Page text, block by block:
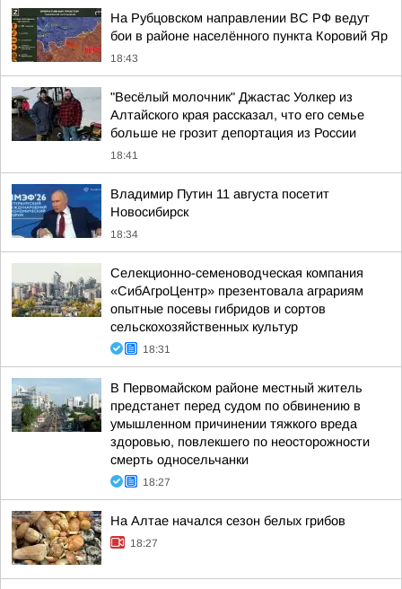
На Рубцовском направлении ВС РФ ведут
бои в районе населённого пункта Коровий Яр
18:43
"Весёлый молочник" Джастас Уолкер из
Алтайского края рассказал, что его семье
больше не грозит депортация из России
18:41
Владимир Путин 11 августа посетит
Новосибирск
18:34
Cелекционно-семеноводческая компания
«СибАгроЦентр» презентовала аграриям
опытные посевы гибридов и сортов
сельскохозяйственных культур
18:31
В Первомайском районе местный житель
предстанет перед судом по обвинению в
умышленном причинении тяжкого вреда
здоровью, повлекшего по неосторожности
смерть односельчанки
18:27
На Алтае начался сезон белых грибов
18:27